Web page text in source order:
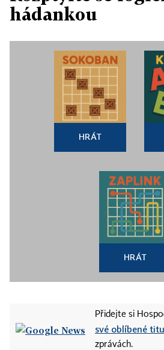
hádankou
HRÁT
HRÁT
Přidejte si
své oblíbené
zprávách.